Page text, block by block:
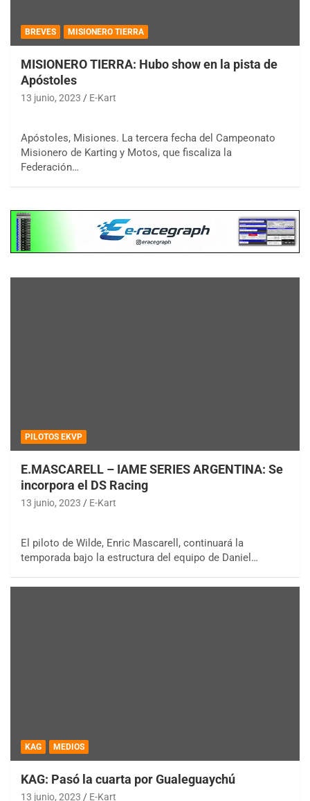
BREVES MISIONERO TIERRA
MISIONERO TIERRA: Hubo show en la pista de
Apóstoles
13 junio, 2023 E-Kart
Apóstoles, Misiones. La tercera fecha del Campeonato
Misionero de Karting y Motos, que fiscaliza la
Federación…
PILOTOS EKVP
E.MASCARELL – IAME SERIES ARGENTINA: Se
incorpora el DS Racing
13 junio, 2023 E-Kart
El piloto de Wilde, Enric Mascarell, continuará la
temporada bajo la estructura del equipo de Daniel…
KAG MEDIOS
KAG: Pasó la cuarta por Gualeguaychú
13 junio, 2023 E-Kart